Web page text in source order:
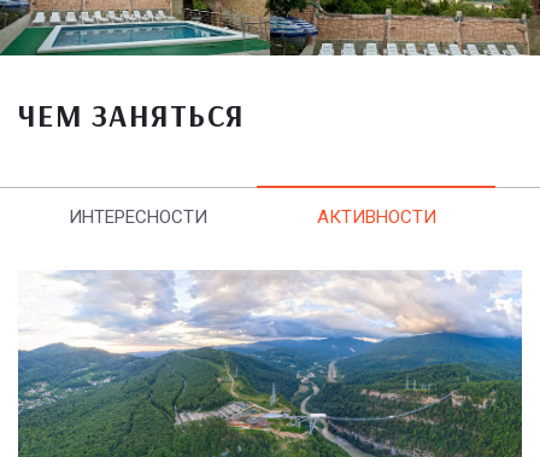
ЧЕМ ЗАНЯТЬСЯ
ИНТЕРЕСНОСТИ АКТИВНОСТИ